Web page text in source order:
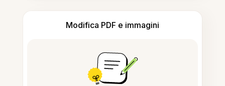
Modifica PDF e immagini